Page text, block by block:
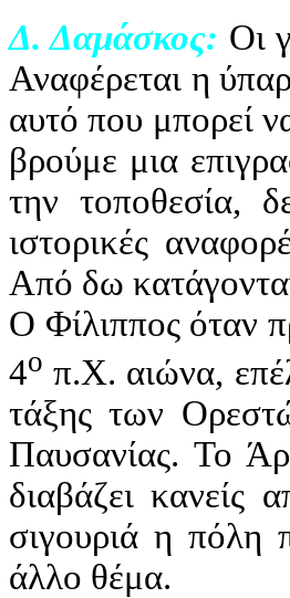
Δ. Δαμάσκος: Οι
Αναφέρεται η
αυτό που μπορεί
βρούμε μια
την τοποθεσία,
ιστορικές
Από δω
Ο Φίλιππος όταν
4ο π.Χ. αιώνα,
τάξης των
Παυσανίας. Το
διαβάζει κανείς
σιγουριά η πόλη
άλλο θέμα.